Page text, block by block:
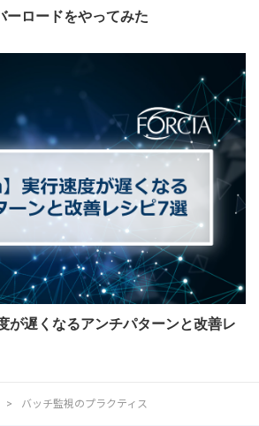
ロードをやってみた
が遅くなるアンチパターンと改善レ
バッチ監視のプラクティス